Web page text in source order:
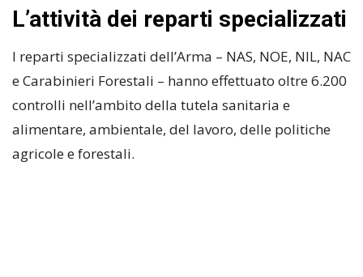
L’attività dei reparti specializzati
I reparti specializzati dell’Arma – NAS, NOE, NIL, NAC
e Carabinieri Forestali – hanno effettuato oltre 6.200
controlli nell’ambito della tutela sanitaria e
alimentare, ambientale, del lavoro, delle politiche
agricole e forestali.